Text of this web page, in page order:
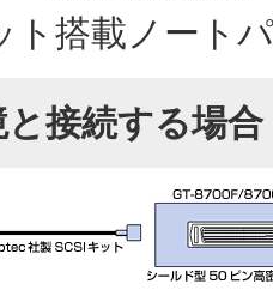
ト搭載ノート
接続する場合